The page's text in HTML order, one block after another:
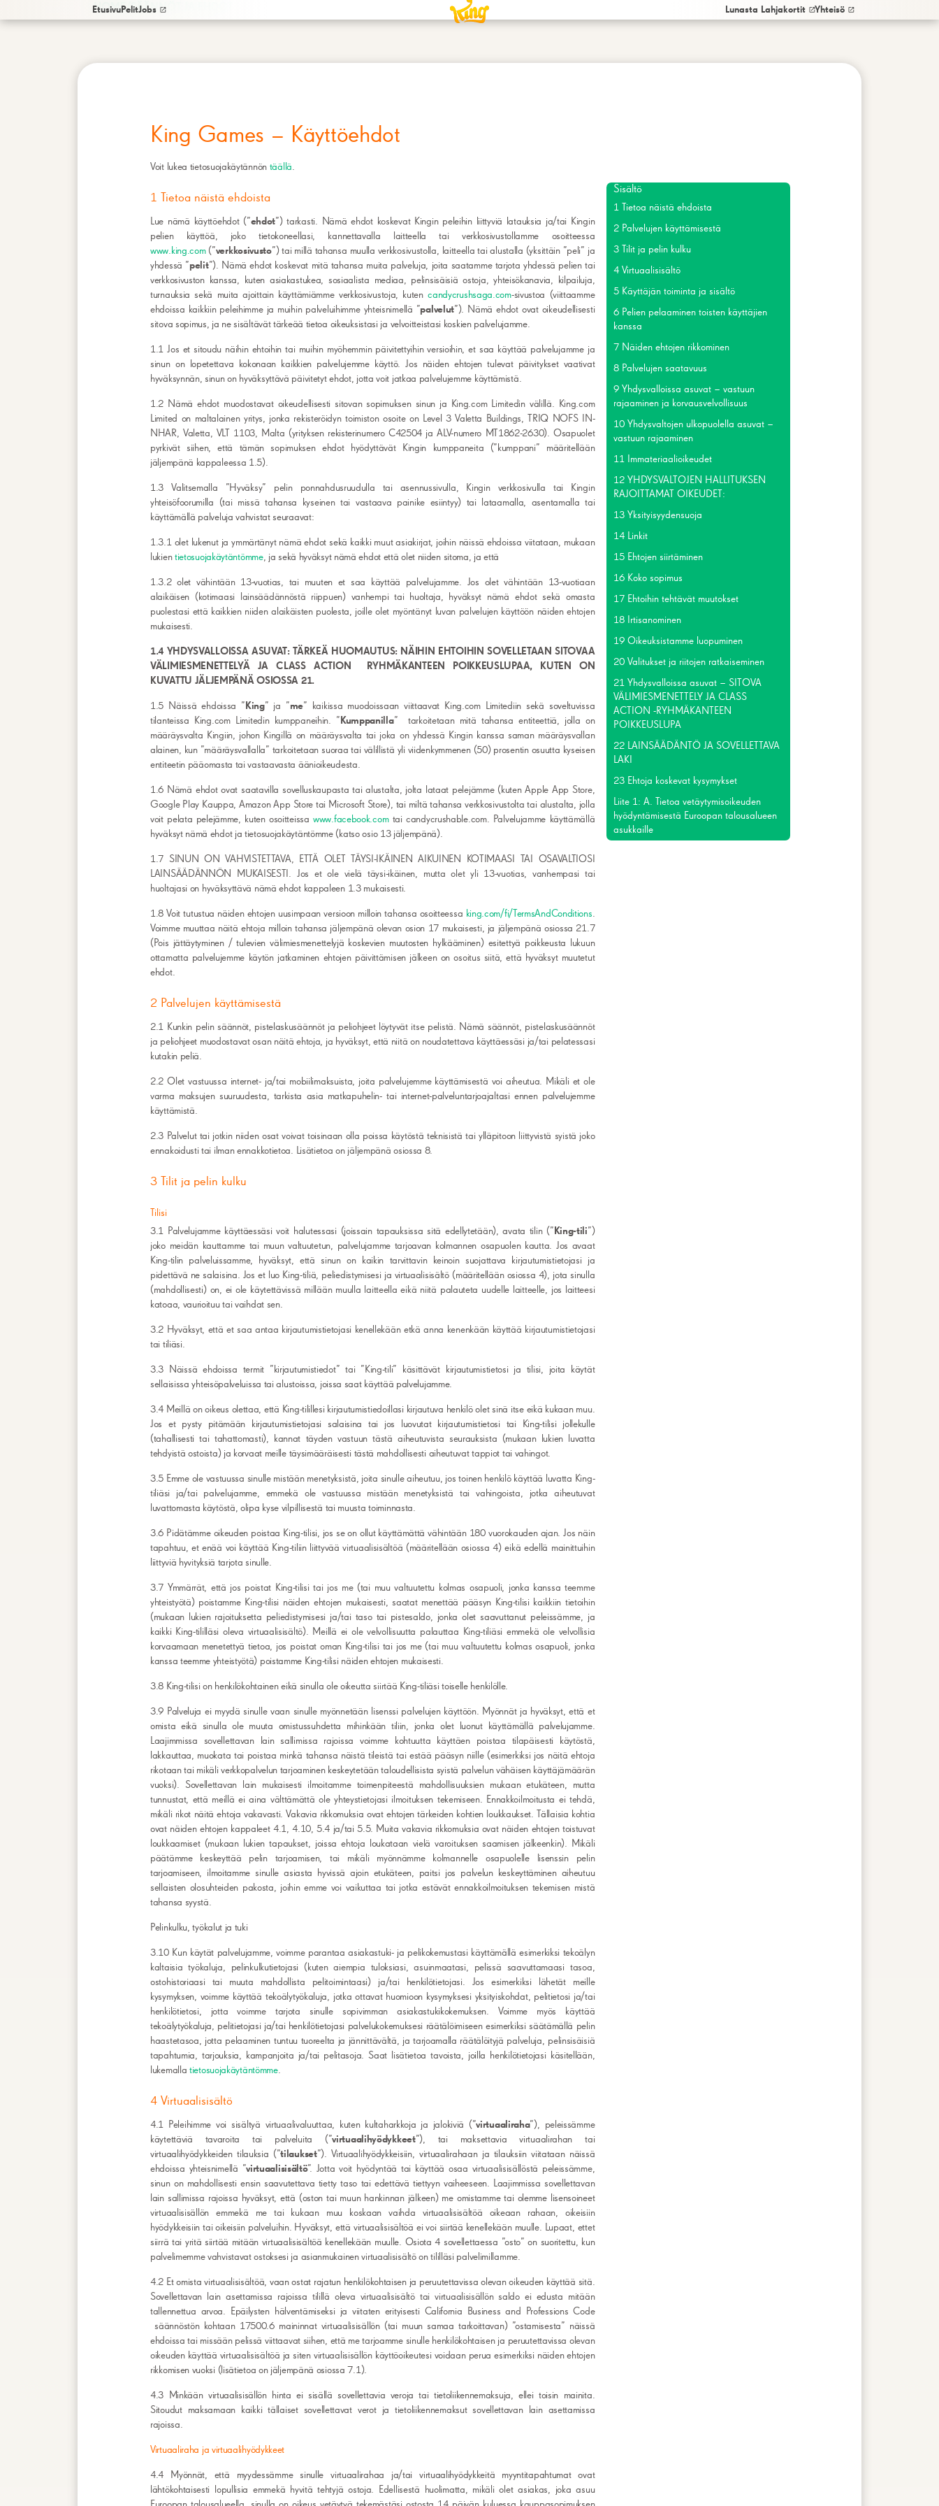
Etusivu PelitJobs Lunasta Lahjakortit Yhteisö
HOME/SÄÄNNÖT JA EHDOT
King Games – Käyttöehdot
Voit lukea tietosuojakäytännön täällä.
1 Tietoa näistä ehdoista
Lue nämä käyttöehdot (”ehdot”) tarkasti. Nämä ehdot koskevat Kingin peleihin liittyviä latauksia ja/tai Kingin
pelien käyttöä, joko tietokoneellasi, kannettavalla laitteella tai verkkosivustollamme osoitteessa
www.king.com(”verkkosivusto”) tai millä tahansa muulla verkkosivustolla, laitteella tai alustalla (yksittäin ”peli” ja
yhdessä ”pelit”). Nämä ehdot koskevat mitä tahansa muita palveluja, joita saatamme tarjota yhdessä pelien tai
verkkosivuston kanssa, kuten asiakastukea, sosiaalista mediaa, pelinsisäisiä ostoja, yhteisökanavia, kilpailuja,
turnauksia sekä muita ajoittain käyttämiämme verkkosivustoja, kutencandycrushsaga.com-sivustoa (viittaamme
ehdoissa kaikkiin peleihimme ja muihin palveluihimme yhteisnimellä ”palvelut”). Nämä ehdot ovat oikeudellisesti
sitova sopimus, ja ne sisältävät tärkeää tietoa oikeuksistasi ja velvoitteistasi koskien palvelujamme.
1.1 Jos et sitoudu näihin ehtoihin tai muihin myöhemmin päivitettyihin versioihin, et saa käyttää palvelujamme ja
sinun on lopetettava kokonaan kaikkien palvelujemme käyttö. Jos näiden ehtojen tulevat päivitykset vaativat
hyväksynnän, sinun on hyväksyttävä päivitetyt ehdot, jotta voit jatkaa palvelujemme käyttämistä.
1.2 Nämä ehdot muodostavat oikeudellisesti sitovan sopimuksen sinun ja King.com Limitedin välillä. King.com
Limited on maltalainen yritys, jonka rekisteröidyn toimiston osoite on Level 3 Valetta Buildings, TRIQ NOFS IN-
NHAR, Valetta, VLT 1103, Malta (yrityksen rekisterinumero C42504 ja ALV-numero MT1862-2630). Osapuolet
pyrkivät siihen, että tämän sopimuksen ehdot hyödyttävät Kingin kumppaneita (”kumppani” määritellään
jäljempänä kappaleessa 1.5).
1.3 Valitsemalla ”Hyväksy” pelin ponnahdusruudulla tai asennussivulla, Kingin verkkosivulla tai Kingin
yhteisöfoorumilla (tai missä tahansa kyseinen tai vastaava painike esiintyy) tai lataamalla, asentamalla tai
käyttämällä palveluja vahvistat seuraavat:
1.3.1 olet lukenut ja ymmärtänyt nämä ehdot sekä kaikki muut asiakirjat, joihin näissä ehdoissa viitataan, mukaan
lukien tietosuojakäytäntömme, ja sekä hyväksyt nämä ehdot että olet niiden sitoma, ja että
1.3.2 olet vähintään 13-vuotias, tai muuten et saa käyttää palvelujamme. Jos olet vähintään 13-vuotiaan
alaikäisen (kotimaasi lainsäädännöstä riippuen) vanhempi tai huoltaja, hyväksyt nämä ehdot sekä omasta
puolestasi että kaikkien niiden alaikäisten puolesta, joille olet myöntänyt luvan palvelujen käyttöön näiden ehtojen
mukaisesti.
1.4 YHDYSVALLOISSA ASUVAT: TÄRKEÄ HUOMAUTUS: NÄIHIN EHTOIHIN SOVELLETAAN SITOVAA
VÄLIMIESMENETTELYÄ JA CLASS ACTION RYHMÄKANTEEN POIKKEUSLUPAA, KUTEN ON
KUVATTU JÄLJEMPÄNÄ OSIOSSA 21.
1.5 Näissä ehdoissa ” King” ja ”me” kaikissa muodoissaan viittaavat King.com Limitediin sekä soveltuvissa
tilanteissa King.com Limitedin kumppaneihin. ” Kumppanilla” tarkoitetaan mitä tahansa entiteettiä, jolla on
määräysvalta Kingiin, johon Kingillä on määräysvalta tai joka on yhdessä Kingin kanssa saman määräysvallan
alainen, kun ”määräysvallalla” tarkoitetaan suoraa tai välillistä yli viidenkymmenen (50) prosentin osuutta kyseisen
entiteetin pääomasta tai vastaavasta äänioikeudesta.
1.6 Nämä ehdot ovat saatavilla sovelluskaupasta tai alustalta, jolta lataat pelejämme (kuten Apple App Store,
Google Play Kauppa, Amazon App Store tai Microsoft Store), tai miltä tahansa verkkosivustolta tai alustalta, jolla
voit pelata pelejämme, kuten osoitteissawww.facebook.comtai candycrushable.com. Palvelujamme käyttämällä
hyväksyt nämä ehdot ja tietosuojakäytäntömme (katso osio 13 jäljempänä).
1.7 SINUN ON VAHVISTETTAVA, ETTÄ OLET TÄYSI-IKÄINEN AIKUINEN KOTIMAASI TAI OSAVALTIOSI
LAINSÄÄDÄNNÖN MUKAISESTI. Jos et ole vielä täysi-ikäinen, mutta olet yli 13-vuotias, vanhempasi tai
huoltajasi on hyväksyttävä nämä ehdot kappaleen 1.3 mukaisesti.
1.8 Voit tutustua näiden ehtojen uusimpaan versioon milloin tahansa osoitteessa king.com/fi/TermsAndConditions.
Voimme muuttaa näitä ehtoja milloin tahansa jäljempänä olevan osion 17 mukaisesti, ja jäljempänä osiossa 21.7
(Pois jättäytyminen / tulevien välimiesmenettelyjä koskevien muutosten hylkääminen) esitettyä poikkeusta lukuun
ottamatta palvelujemme käytön jatkaminen ehtojen päivittämisen jälkeen on osoitus siitä, että hyväksyt muutetut
ehdot.
2 Palvelujen käyttämisestä
2.1 Kunkin pelin säännöt, pistelaskusäännöt ja peliohjeet löytyvät itse pelistä. Nämä säännöt, pistelaskusäännöt
ja peliohjeet muodostavat osan näitä ehtoja, ja hyväksyt, että niitä on noudatettava käyttäessäsi ja/tai pelatessasi
kutakin peliä.
2.2 Olet vastuussa internet- ja/tai mobiilimaksuista, joita palvelujemme käyttämisestä voi aiheutua. Mikäli et ole
varma maksujen suuruudesta, tarkista asia matkapuhelin- tai internet-palveluntarjoajaltasi ennen palvelujemme
käyttämistä.
2.3 Palvelut tai jotkin niiden osat voivat toisinaan olla poissa käytöstä teknisistä tai ylläpitoon liittyvistä syistä joko
ennakoidusti tai ilman ennakkotietoa. Lisätietoa on jäljempänä osiossa 8.
3 Tilit ja pelin kulku
Tilisi
3.1 Palvelujamme käyttäessäsi voit halutessasi (joissain tapauksissa sitä edellytetään), avata tilin (” King-tili”)
joko meidän kauttamme tai muun valtuutetun, palvelujamme tarjoavan kolmannen osapuolen kautta. Jos avaat
King-tilin palveluissamme, hyväksyt, että sinun on kaikin tarvittavin keinoin suojattava kirjautumistietojasi ja
pidettävä ne salaisina. Jos et luo King-tiliä, peliedistymisesi ja virtuaalisisältö (määritellään osiossa 4), jota sinulla
(mahdollisesti) on, ei ole käytettävissä millään muulla laitteella eikä niitä palauteta uudelle laitteelle, jos laitteesi
katoaa, vaurioituu tai vaihdat sen.
3.2 Hyväksyt, että et saa antaa kirjautumistietojasi kenellekään etkä anna kenenkään käyttää kirjautumistietojasi
tai tiliäsi.
3.3 Näissä ehdoissa termit ”kirjautumistiedot” tai ”King-tili” käsittävät kirjautumistietosi ja tilisi, joita käytät
sellaisissa yhteisöpalveluissa tai alustoissa, joissa saat käyttää palvelujamme.
3.4 Meillä on oikeus olettaa, että King-tilillesi kirjautumistiedoillasi kirjautuva henkilö olet sinä itse eikä kukaan muu.
Jos et pysty pitämään kirjautumistietojasi salaisina tai jos luovutat kirjautumistietosi tai King-tilisi jollekulle
(tahallisesti tai tahattomasti), kannat täyden vastuun tästä aiheutuvista seurauksista (mukaan lukien luvatta
tehdyistä ostoista) ja korvaat meille täysimääräisesti tästä mahdollisesti aiheutuvat tappiot tai vahingot.
3.5 Emme ole vastuussa sinulle mistään menetyksistä, joita sinulle aiheutuu, jos toinen henkilö käyttää luvatta King-
tiliäsi ja/tai palvelujamme, emmekä ole vastuussa mistään menetyksistä tai vahingoista, jotka aiheutuvat
luvattomasta käytöstä, olipa kyse vilpillisestä tai muusta toiminnasta.
3.6 Pidätämme oikeuden poistaa King-tilisi, jos se on ollut käyttämättä vähintään 180 vuorokauden ajan. Jos näin
tapahtuu, et enää voi käyttää King-tiliin liittyvää virtuaalisisältöä (määritellään osiossa 4) eikä edellä mainittuihin
liittyviä hyvityksiä tarjota sinulle.
3.7 Ymmärrät, että jos poistat King-tilisi tai jos me (tai muu valtuutettu kolmas osapuoli, jonka kanssa teemme
yhteistyötä) poistamme King-tilisi näiden ehtojen mukaisesti, saatat menettää pääsyn King-tilisi kaikkiin tietoihin
(mukaan lukien rajoituksetta peliedistymisesi ja/tai taso tai pistesaldo, jonka olet saavuttanut peleissämme, ja
kaikki King-tililläsi oleva virtuaalisisältö). Meillä ei ole velvollisuutta palauttaa King-tiliäsi emmekä ole velvollisia
korvaamaan menetettyä tietoa, jos poistat oman King-tilisi tai jos me (tai muu valtuutettu kolmas osapuoli, jonka
kanssa teemme yhteistyötä) poistamme King-tilisi näiden ehtojen mukaisesti.
3.8 King-tilisi on henkilökohtainen eikä sinulla ole oikeutta siirtää King-tiliäsi toiselle henkilölle.
3.9 Palveluja ei myydä sinulle vaan sinulle myönnetään lisenssi palvelujen käyttöön. Myönnät ja hyväksyt, että et
omista eikä sinulla ole muuta omistussuhdetta mihinkään tiliin, jonka olet luonut käyttämällä palvelujamme.
Laajimmissa sovellettavan lain sallimissa rajoissa voimme kohtuutta käyttäen poistaa tilapäisesti käytöstä,
lakkauttaa, muokata tai poistaa minkä tahansa näistä tileistä tai estää pääsyn niille (esimerkiksi jos näitä ehtoja
rikotaan tai mikäli verkkopalvelun tarjoaminen keskeytetään taloudellisista syistä palvelun vähäisen käyttäjämäärän
vuoksi). Sovellettavan lain mukaisesti ilmoitamme toimenpiteestä mahdollisuuksien mukaan etukäteen, mutta
tunnustat, että meillä ei aina välttämättä ole yhteystietojasi ilmoituksen tekemiseen. Ennakkoilmoitusta ei tehdä,
mikäli rikot näitä ehtoja vakavasti. Vakavia rikkomuksia ovat ehtojen tärkeiden kohtien loukkaukset. Tällaisia kohtia
ovat näiden ehtojen kappaleet 4.1, 4.10, 5.4 ja/tai 5.5. Muita vakavia rikkomuksia ovat näiden ehtojen toistuvat
loukkaamiset (mukaan lukien tapaukset, joissa ehtoja loukataan vielä varoituksen saamisen jälkeenkin). Mikäli
päätämme keskeyttää pelin tarjoamisen, tai mikäli myönnämme kolmannelle osapuolelle lisenssin pelin
tarjoamiseen, ilmoitamme sinulle asiasta hyvissä ajoin etukäteen, paitsi jos palvelun keskeyttäminen aiheutuu
sellaisten olosuhteiden pakosta, joihin emme voi vaikuttaa tai jotka estävät ennakkoilmoituksen tekemisen mistä
tahansa syystä.
Pelinkulku, työkalut ja tuki
3.10 Kun käytät palvelujamme, voimme parantaa asiakastuki- ja pelikokemustasi käyttämällä esimerkiksi tekoälyn
kaltaisia työkaluja, pelinkulkutietojasi (kuten aiempia tuloksiasi, asuinmaatasi, pelissä saavuttamaasi tasoa,
ostohistoriaasi tai muuta mahdollista pelitoimintaasi) ja/tai henkilötietojasi. Jos esimerkiksi lähetät meille
kysymyksen, voimme käyttää tekoälytyökaluja, jotka ottavat huomioon kysymyksesi yksityiskohdat, pelitietosi ja/tai
henkilötietosi, jotta voimme tarjota sinulle sopivimman asiakastukikokemuksen. Voimme myös käyttää
tekoälytyökaluja, pelitietojasi ja/tai henkilötietojasi palvelukokemuksesi räätälöimiseen esimerkiksi säätämällä pelin
haastetasoa, jotta pelaaminen tuntuu tuoreelta ja jännittävältä, ja tarjoamalla räätälöityjä palveluja, pelinsisäisiä
tapahtumia, tarjouksia, kampanjoita ja/tai pelitasoja. Saat lisätietoa tavoista, joilla henkilötietojasi käsitellään,
lukemallatietosuojakäytäntömme.
4 Virtuaalisisältö
4.1 Peleihimme voi sisältyä virtuaalivaluuttaa, kuten kultaharkkoja ja jalokiviä (”virtuaaliraha”), peleissämme
käytettäviä tavaroita tai palveluita (”virtuaalihyödykkeet”), tai maksettavia virtuaalirahan tai
virtuaalihyödykkeiden tilauksia (”tilaukset”). Virtuaalihyödykkeisiin, virtuaalirahaan ja tilauksiin viitataan näissä
ehdoissa yhteisnimellä ”virtuaalisisältö”. Jotta voit hyödyntää tai käyttää osaa virtuaalisisällöstä peleissämme,
sinun on mahdollisesti ensin saavutettava tietty taso tai edettävä tiettyyn vaiheeseen. Laajimmissa sovellettavan
lain sallimissa rajoissa hyväksyt, että (oston tai muun hankinnan jälkeen) me omistamme tai olemme lisensoineet
virtuaalisisällön emmekä me tai kukaan muu koskaan vaihda virtuaalisisältöä oikeaan rahaan, oikeisiin
hyödykkeisiin tai oikeisiin palveluihin. Hyväksyt, että virtuaalisisältöä ei voi siirtää kenellekään muulle. Lupaat, ettet
siirrä tai yritä siirtää mitään virtuaalisisältöä kenellekään muulle. Osiota 4 sovellettaessa ”osto” on suoritettu, kun
palvelimemme vahvistavat ostoksesi ja asianmukainen virtuaalisisältö on tililläsi palvelimillamme.
4.2 Et omista virtuaalisisältöä, vaan ostat rajatun henkilökohtaisen ja peruutettavissa olevan oikeuden käyttää sitä.
Sovellettavan lain asettamissa rajoissa tilillä oleva virtuaalisisältö tai virtuaalisisällön saldo ei edusta mitään
tallennettua arvoa. Epäilysten hälventämiseksi ja viitaten erityisesti California Business and Professions Code
säännöstön kohtaan 17500.6 maininnat virtuaalisisällön (tai muun samaa tarkoittavan) ”ostamisesta” näissä
ehdoissa tai missään pelissä viittaavat siihen, että me tarjoamme sinulle henkilökohtaisen ja peruutettavissa olevan
oikeuden käyttää virtuaalisisältöä ja siten virtuaalisisällön käyttöoikeutesi voidaan perua esimerkiksi näiden ehtojen
rikkomisen vuoksi (lisätietoa on jäljempänä osiossa 7.1).
4.3 Minkään virtuaalisisällön hinta ei sisällä sovellettavia veroja tai tietoliikennemaksuja, ellei toisin mainita.
Sitoudut maksamaan kaikki tällaiset sovellettavat verot ja tietoliikennemaksut sovellettavan lain asettamissa
rajoissa.
Virtuaaliraha ja virtuaalihyödykkeet
4.4 Myönnät, että myydessämme sinulle virtuaalirahaa ja/tai virtuaalihyödykkeitä myyntitapahtumat ovat
lähtökohtaisesti lopullisia emmekä hyvitä tehtyjä ostoja. Edellisestä huolimatta, mikäli olet asiakas, joka asuu
Sisältö
1 Tietoa näistä ehdoista
2 Palvelujen käyttämisestä
3 Tilit ja pelin kulku
4 Virtuaalisisältö
5 Käyttäjän toiminta ja sisältö
6 Pelien pelaaminen toisten käyttäjien
kanssa
7 Näiden ehtojen rikkominen
8 Palvelujen saatavuus
9 Yhdysvalloissa asuvat – vastuun
rajaaminen ja korvausvelvollisuus
10 Yhdysvaltojen ulkopuolella asuvat –
vastuun rajaaminen
11 Immateriaalioikeudet
12 YHDYSVALTOJEN HALLITUKSEN
RAJOITTAMAT OIKEUDET:
13 Yksityisyydensuoja
14 Linkit
15 Ehtojen siirtäminen
16 Koko sopimus
17 Ehtoihin tehtävät muutokset
18 Irtisanominen
19 Oikeuksistamme luopuminen
20 Valitukset ja riitojen ratkaiseminen
21 Yhdysvalloissa asuvat – SITOVA
VÄLIMIESMENETTELY JA CLASS
ACTION -RYHMÄKANTEEN
POIKKEUSLUPA
22 LAINSÄÄDÄNTÖ JA SOVELLETTAVA
LAKI
23 Ehtoja koskevat kysymykset
Liite 1: A. Tietoa vetäytymisoikeuden
hyödyntämisestä Euroopan talousalueen
asukkaille